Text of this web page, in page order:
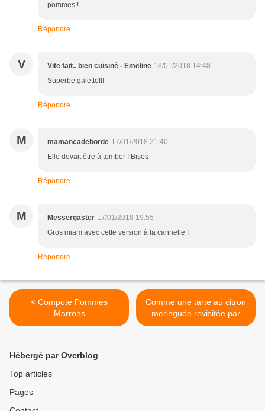
pommes !
Répondre
V Vite fait.. bien cuisiné - Emeline 18/01/2018 14:48
Superbe galette!!!
Répondre
M mamancadeborde 17/01/2018 21:40
Elle devait être à tomber ! Bises
Répondre
M Messergaster 17/01/2018 19:55
Gros miam avec cette version à la cannelle !
Répondre
< Compote Pommes
Marrons
Comme une tarte au citron
meringuée revisitée par
Laurent Mariotte >
Hébergé par Overblog
Top articles
Pages